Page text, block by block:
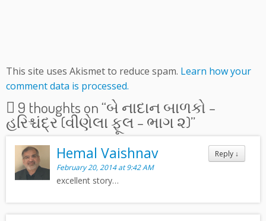
This site uses Akismet to reduce spam. Learn how your
comment data is processed.
9 thoughts on “બે નાદાન બાળકો –
હરિશ્ચંદ્ર (વીણેલા ફૂલ – ભાગ ૨)”
Reply ↓
Hemal Vaishnav
February 20, 2014 at 9:42 AM
excellent story…